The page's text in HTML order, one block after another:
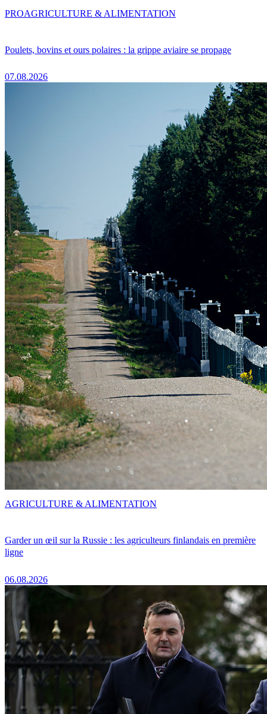
Poulets, bovins et ours polaires : la grippe aviaire se propage
07.08.2026
PROAGRICULTURE & ALIMENTATION
Garder un œil sur la Russie : les agriculteurs finlandais en première
ligne
06.08.2026
AGRICULTURE & ALIMENTATION